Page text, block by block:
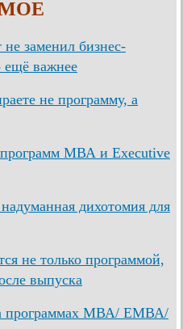
заменил бизнес-
ещё важнее
не программу, а
программ МВА и Executive
дихотомия для
не только программой,
выпуска
программах МВА/ ЕМВА/